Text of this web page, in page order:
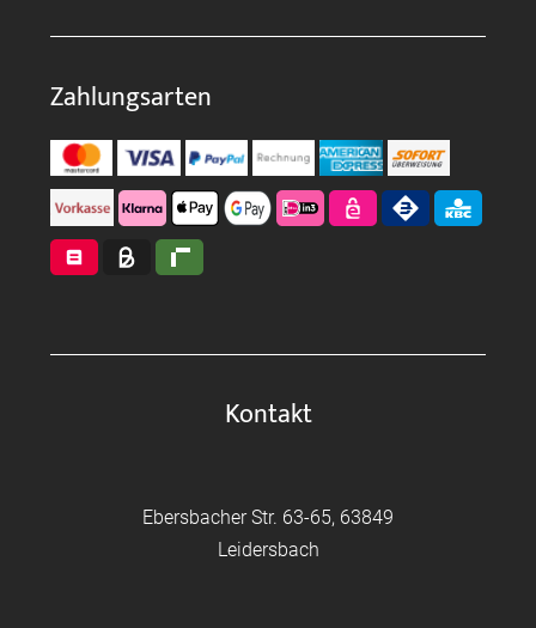
Zahlungsarten
Kontakt
Ebersbacher Str. 63-65, 63849
Leidersbach